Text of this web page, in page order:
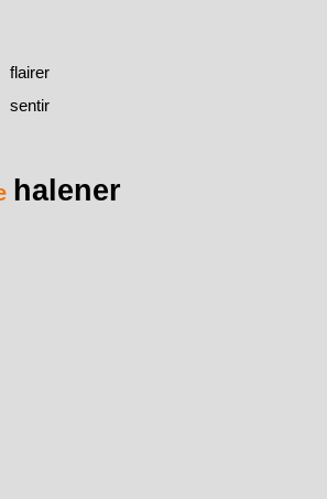
flairer
sentir
halener